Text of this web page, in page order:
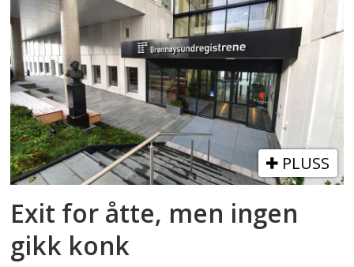
PLUSS
Exit for åtte, men ingen
gikk konk